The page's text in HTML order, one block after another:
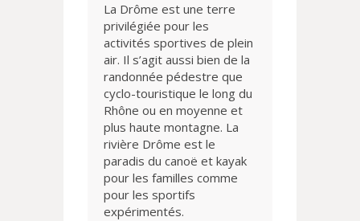
La Drôme est une terre
privilégiée pour les
activités sportives de plein
air. Il s’agit aussi bien de la
randonnée pédestre que
cyclo-touristique le long du
Rhône ou en moyenne et
plus haute montagne. La
rivière Drôme est le
paradis du canoë et kayak
pour les familles comme
pour les sportifs
expérimentés.